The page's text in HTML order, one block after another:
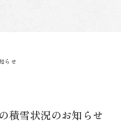
らせ
積雪状況のお知らせ